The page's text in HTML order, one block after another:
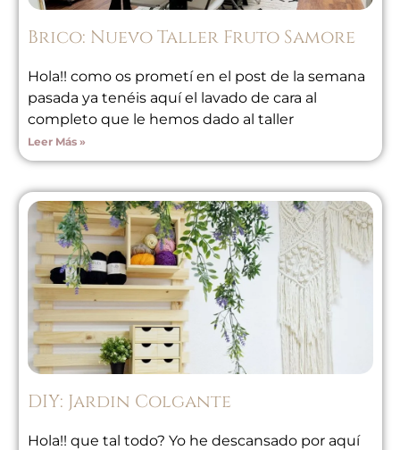
Brico: Nuevo Taller Fruto Samore
Hola!! como os prometí en el post de la semana
pasada ya tenéis aquí el lavado de cara al
completo que le hemos dado al taller
Leer Más »
DIY: Jardin Colgante
Hola!! que tal todo? Yo he descansado por aquí